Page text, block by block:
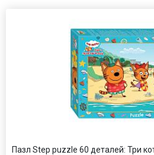
Пазл Step puzzle 60 деталей: Три